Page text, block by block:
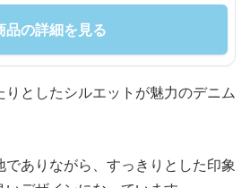
品の詳細を見る
りとしたシルエットが魅力のデニム
でありながら、すっきりとした印象